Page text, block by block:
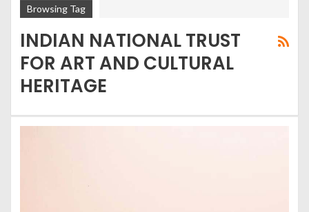
Browsing Tag
INDIAN NATIONAL TRUST
FOR ART AND CULTURAL
HERITAGE